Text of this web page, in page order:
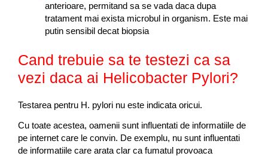
anterioare, permitand sa se vada daca dupa
tratament mai exista microbul in organism. Este mai
putin sensibil decat biopsia
Cand trebuie sa te testezi ca sa
vezi daca ai Helicobacter Pylori?
Testarea pentru H. pylori nu este indicata oricui.
Cu toate acestea, oamenii sunt influentati de informatiile de
pe internet care le convin. De exemplu, nu sunt influentati
de informatiile care arata clar ca fumatul provoaca